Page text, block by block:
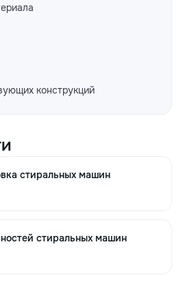
конструкций
стиральных машин
стиральных машин